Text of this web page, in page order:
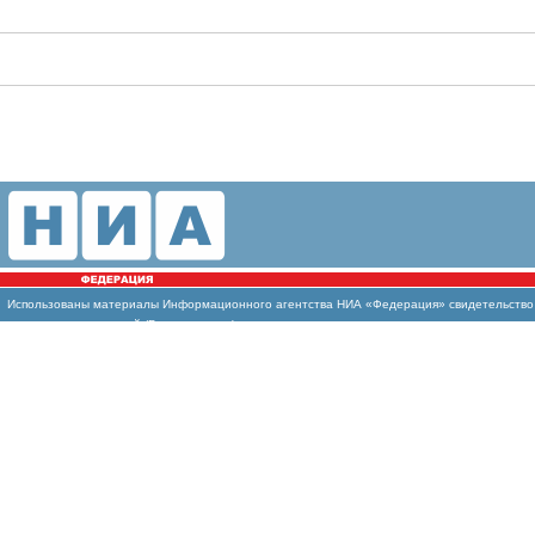
Использованы материалы Информационного агентства НИА «Федерация»
массовых коммуникаций (Роскомнадзор)